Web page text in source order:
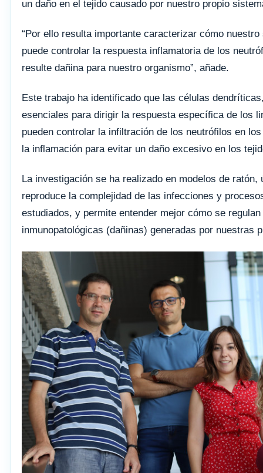
un daño en el tejido causado por nuestro propio
“Por ello resulta importante caracterizar cómo
puede controlar la respuesta inflamatoria de los
resulte dañina para nuestro organismo”, añade.
Este trabajo ha identificado que las células
esenciales para dirigir la respuesta específica de los
pueden controlar la infiltración de los neutrófilos en
la inflamación para evitar un daño excesivo en los
La investigación se ha realizado en modelos de ratón,
reproduce la complejidad de las infecciones y
estudiados, y permite entender mejor cómo se
inmunopatológicas (dañinas) generadas por nuestras